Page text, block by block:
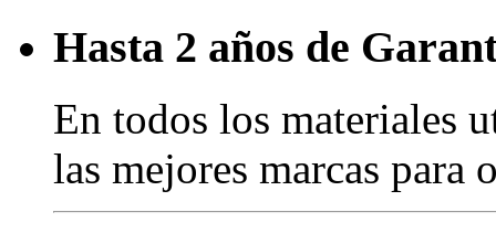
Hasta 2 años de
En todos los materiales
las mejores marcas para